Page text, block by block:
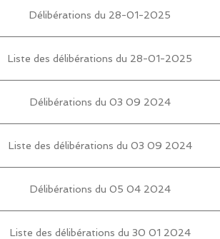
Délibérations du 28-01-2025
Liste des délibérations du 28-01-2025
Délibérations du 03 09 2024
Liste des délibérations du 03 09 2024
Délibérations du 05 04 2024
Liste des délibérations du 30 01 2024